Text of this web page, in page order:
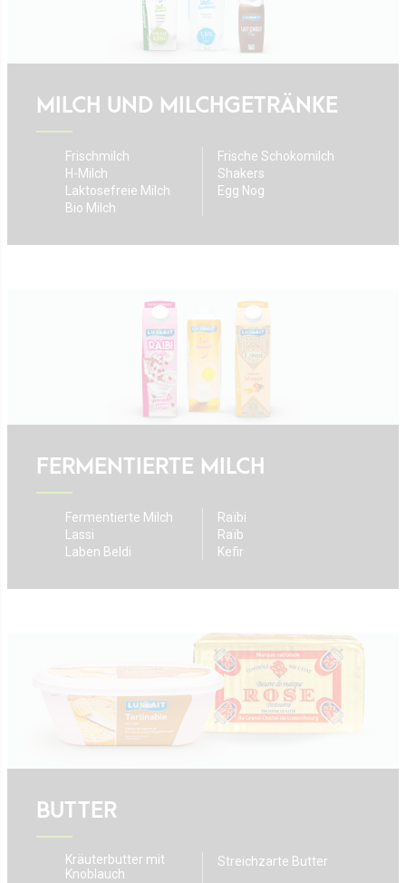
Werte
Direktion
Stellenangebot
Rezepte
Kontaktieren Sie uns
MILCH UND MILCHGETRÄNKE
Frischmilch
H-Milch
Laktosefreie Milch
Bio Milch
Frische Schokomilch
Shakers
Egg Nog
FERMENTIERTE MILCH
Fermentierte Milch
Lassi
Laben Beldi
Raïbi
Raïb
Kefir
BUTTER
Kräuterbutter mit
Knoblauch
Streichzarte Butter